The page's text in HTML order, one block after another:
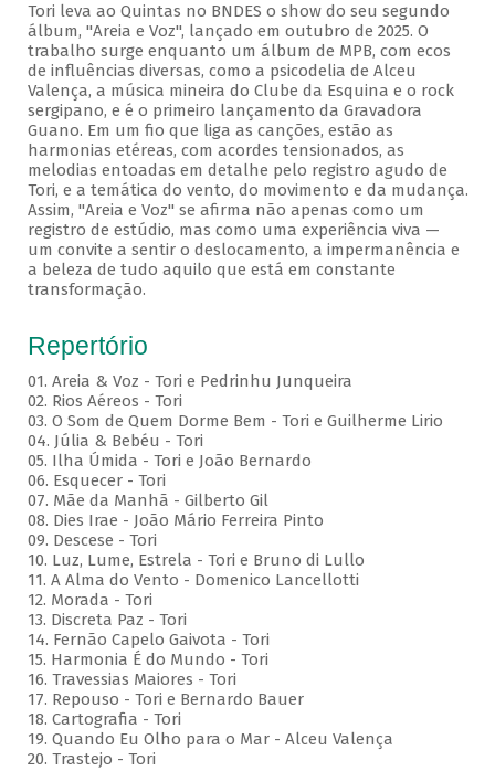
Tori leva ao Quintas no BNDES o show do seu segundo
álbum, "Areia e Voz", lançado em outubro de 2025. O
trabalho surge enquanto um álbum de MPB, com ecos
de influências diversas, como a psicodelia de Alceu
Valença, a música mineira do Clube da Esquina e o rock
sergipano, e é o primeiro lançamento da Gravadora
Guano. Em um fio que liga as canções, estão as
harmonias etéreas, com acordes tensionados, as
melodias entoadas em detalhe pelo registro agudo de
Tori, e a temática do vento, do movimento e da mudança.
Assim, "Areia e Voz" se afirma não apenas como um
registro de estúdio, mas como uma experiência viva —
um convite a sentir o deslocamento, a impermanência e
a beleza de tudo aquilo que está em constante
transformação.
Repertório
01. Areia & Voz - Tori e Pedrinhu Junqueira
02. ⁠Rios Aéreos - Tori
03. O Som de Quem Dorme Bem - Tori e Guilherme Lirio
04. Júlia & Bebéu - Tori
05. Ilha Úmida - Tori e João Bernardo
06. Esquecer - Tori
07. Mãe da Manhã - Gilberto Gil
08. Dies Irae - João Mário Ferreira Pinto
09. Descese - Tori
10. Luz, Lume, Estrela - Tori e Bruno di Lullo
11. A Alma do Vento - Domenico Lancellotti
12. Morada - Tori
13. Discreta Paz - Tori
14. Fernão Capelo Gaivota - Tori
15. Harmonia É do Mundo - Tori
16. Travessias Maiores - Tori
17. Repouso - Tori e Bernardo Bauer
⁠18. Cartografia - Tori
19. Quando Eu Olho para o Mar - Alceu Valença
20. Trastejo - Tori